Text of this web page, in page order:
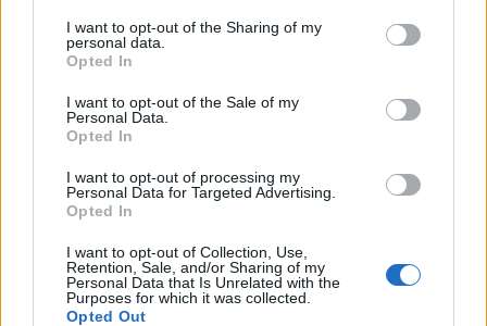
I want to opt-out of the Sharing of my
personal data.
Opted In
I want to opt-out of the Sale of my
Personal Data.
Opted In
I want to opt-out of processing my
Personal Data for Targeted Advertising.
Opted In
I want to opt-out of Collection, Use,
Retention, Sale, and/or Sharing of my
Personal Data that Is Unrelated with the
Purposes for which it was collected.
Opted Out